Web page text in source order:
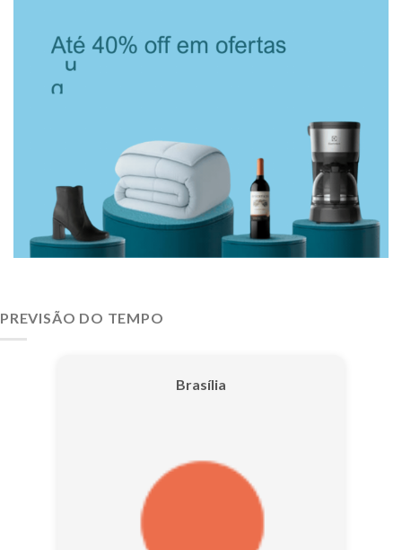
PREVISÃO DO TEMPO
Brasília